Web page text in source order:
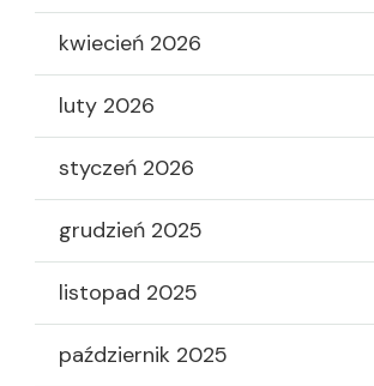
kwiecień 2026
luty 2026
styczeń 2026
grudzień 2025
listopad 2025
październik 2025